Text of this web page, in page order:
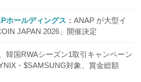
ホールディングス
ANAP が大型イ
JAPAN 2026」開催決定
韓国RWAシーズン1取引キャンペーン
・$SAMSUNG対象、賞金総額